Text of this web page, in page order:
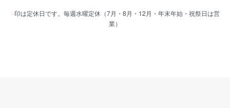
印は定休日です。毎週水曜定休（7月・8月・12月・年末年始・祝祭日は営
業）